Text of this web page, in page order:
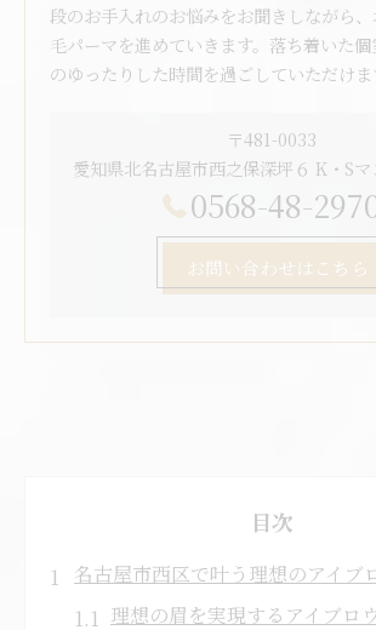
段のお手入れのお悩みをお聞きしながら
毛パーマを進めていきます。落ち着いた
のゆったりした時間を過ごしていただけま
〒481-0033
愛知県北名古屋市西之保深坪６ K・S
0568-48-
お問い合わせはこちら
目次
名古屋市西区で叶う理想のアイブ
理想の眉を実現するアイブロ